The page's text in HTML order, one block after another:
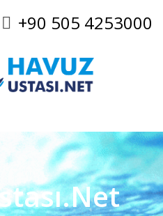
+90 505 4253000